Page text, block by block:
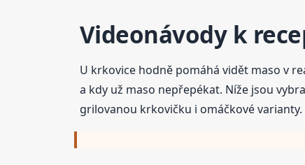
Videonávody k
U krkovice hodně pomáhá vidět maso v
a kdy už maso nepřepékat. Níže jsou
grilovanou krkovičku i omáčkové varianty.